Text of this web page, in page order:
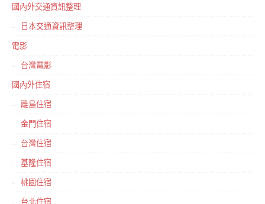
國內外交通資訊整理
日本交通資訊整理
電影
台灣電影
國內外住宿
離島住宿
金門住宿
台灣住宿
基隆住宿
桃園住宿
台北住宿